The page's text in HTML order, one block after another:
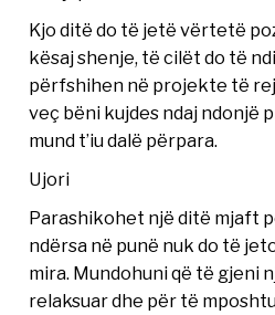
Kjo ditë do të jetë vërtetë
kësaj shenje, të cilët do të
përfshihen në projekte të
veç bëni kujdes ndaj ndonjë
mund t’iu dalë përpara.
Ujori
Parashikohet një ditë mjaft
ndërsa në punë nuk do të
mira. Mundohuni që të gjeni
relaksuar dhe për të